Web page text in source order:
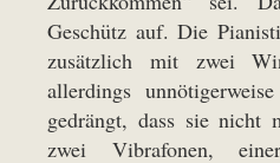
Geschütz auf. Die
zusätzlich mit zwei
allerdings
gedrängt, dass sie
zwei Vibrafonen,